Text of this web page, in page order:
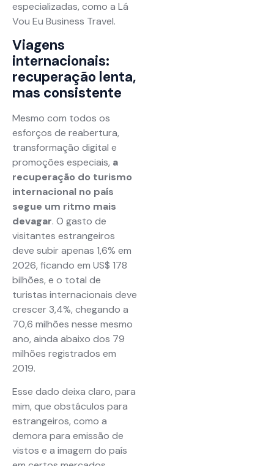
especializadas, como a Lá
Vou Eu Business Travel.
Viagens
internacionais:
recuperação lenta,
mas consistente
Mesmo com todos os
esforços de reabertura,
transformação digital e
promoções especiais, a
recuperação do turismo
internacional no país
segue um ritmo mais
devagar. O gasto de
visitantes estrangeiros
deve subir apenas 1,6% em
2026, ficando em US$ 178
bilhões, e o total de
turistas internacionais deve
crescer 3,4%, chegando a
70,6 milhões nesse mesmo
ano, ainda abaixo dos 79
milhões registrados em
2019.
Esse dado deixa claro, para
mim, que obstáculos para
estrangeiros, como a
demora para emissão de
vistos e a imagem do país